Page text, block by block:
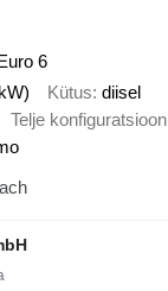
6
Kütus diisel
Telje konfiguratsioon